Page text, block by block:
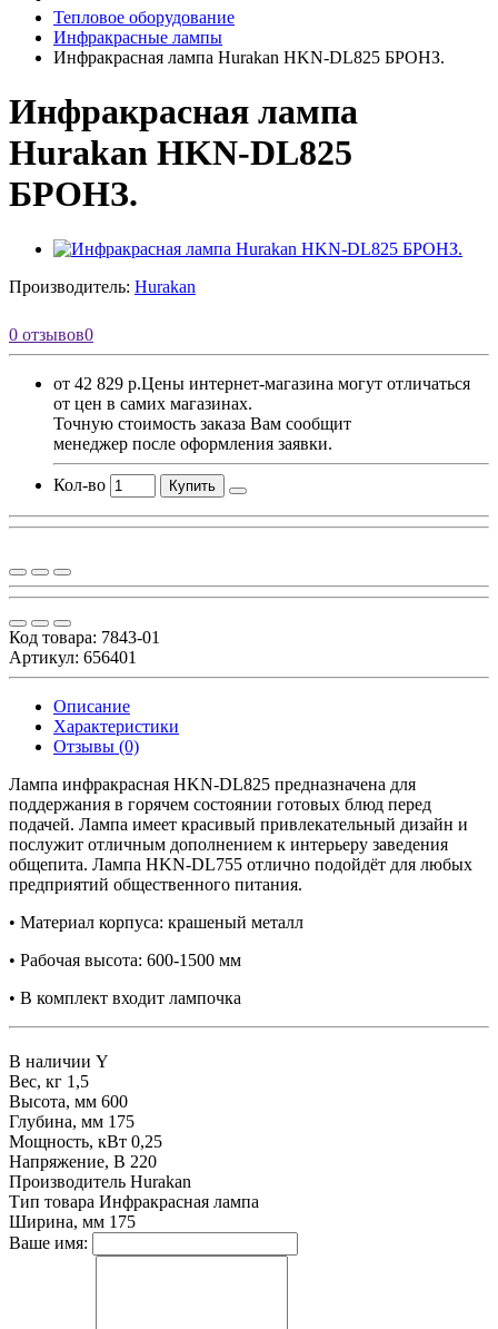
Тепловое оборудование
Инфракрасные лампы
Инфракрасная лампа Hurakan HKN-DL825 БРОНЗ.
Инфракрасная лампа
Hurakan HKN-DL825
БРОНЗ.
Производитель: Hurakan
0 отзывов0
от 42 829 р.Цены интернет-магазина могут отличаться
от цен в самих магазинах.
Точную стоимость заказа Вам сообщит
менеджер после оформления заявки.
Кол-во Купить
Код товара: 7843-01
Артикул: 656401
Описание
Характеристики
Отзывы (0)
Лампа инфракрасная HKN-DL825 предназначена для
поддержания в горячем состоянии готовых блюд перед
подачей. Лампа имеет красивый привлекательный дизайн и
послужит отличным дополнением к интерьеру заведения
общепита. Лампа HKN-DL755 отлично подойдёт для любых
предприятий общественного питания.
• Материал корпуса: крашеный металл
• Рабочая высота: 600-1500 мм
• В комплект входит лампочка
В наличии Y
Вес, кг 1,5
Высота, мм 600
Глубина, мм 175
Мощность, кВт 0,25
Напряжение, В 220
Производитель Hurakan
Тип товара Инфракрасная лампа
Ширина, мм 175
Ваше имя: